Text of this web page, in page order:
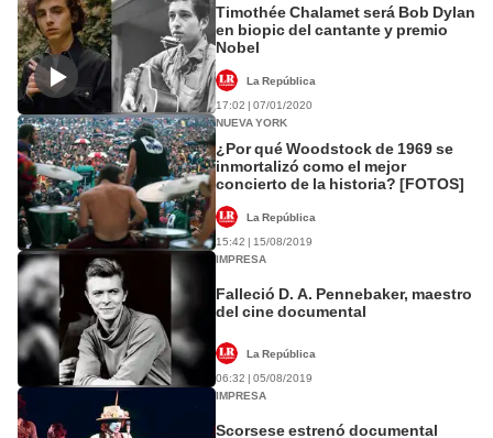
Timothée Chalamet será Bob Dylan
en biopic del cantante y premio
Nobel
La República
17:02 | 07/01/2020
NUEVA YORK
¿Por qué Woodstock de 1969 se
inmortalizó como el mejor
concierto de la historia? [FOTOS]
La República
15:42 | 15/08/2019
IMPRESA
Falleció D. A. Pennebaker, maestro
del cine documental
La República
06:32 | 05/08/2019
IMPRESA
Scorsese estrenó documental